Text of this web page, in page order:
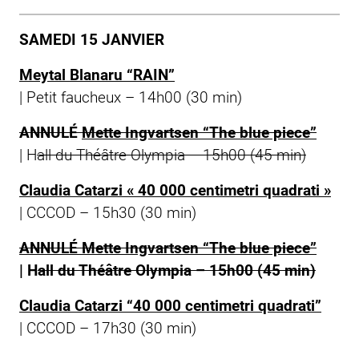
SAMEDI 15 JANVIER
Meytal Blanaru “RAIN”
| Petit faucheux – 14h00 (30 min)
ANNULÉMette Ingvartsen “The blue piece”
| Hall du Théâtre Olympia – 15h00 (45 min)
Claudia Catarzi « 40 000 centimetri quadrati »
| CCCOD – 15h30 (30 min)
ANNULÉMette Ingvartsen “The blue piece”
| Hall du Théâtre Olympia – 15h00 (45 min)
Claudia Catarzi “40 000 centimetri quadrati”
| CCCOD – 17h30 (30 min)